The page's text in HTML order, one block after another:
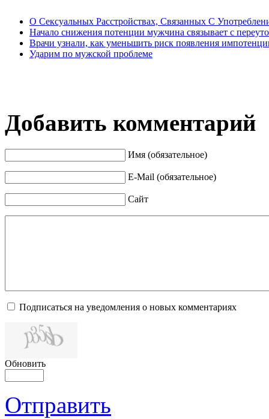
О Сексуальных Расстройствах, Связанных C
Начало снижения потенции мужчина связывает с
Врачи узнали, как уменьшить риск появления
Ударим по мужской проблеме
Добавить комментарий
Имя (обязательное)
E-Mail (обязательное)
Сайт
Подписаться на уведомления о новых комментариях
Обновить
Отправить